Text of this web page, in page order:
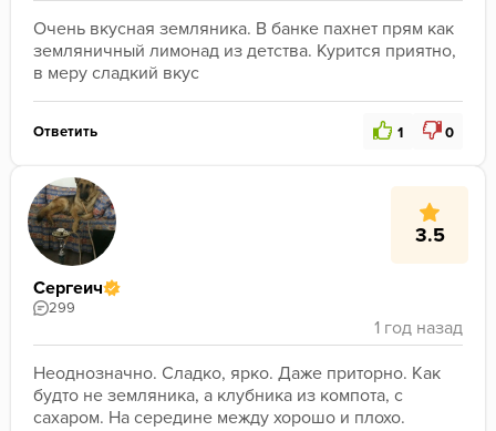
Очень вкусная земляника. В банке пахнет прям как
земляничный лимонад из детства. Курится приятно,
в меру сладкий вкус
Ответить 1 0
3.5
Сергеич
299
Неоднозначно. Сладко, ярко. Даже приторно. Как
будто не земляника, а клубника из компота, с
сахаром. На середине между хорошо и плохо.